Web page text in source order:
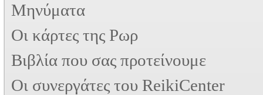
Μηνύματα
Οι κάρτες της Ρωρ
Βιβλία που σας προτείνουμε
Oι συνεργάτες του ReikiCenter